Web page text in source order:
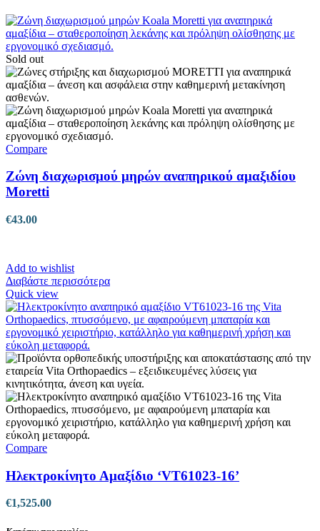
Sold out
Compare
Ζώνη διαχωρισμού μηρών αναπηρικού αμαξιδίου
Moretti
€43.00
Add to wishlist
Διαβάστε περισσότερα
Quick view
Compare
Ηλεκτροκίνητο Αμαξίδιο ‘VT61023-16’
€1,525.00